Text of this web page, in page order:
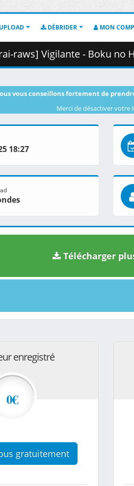
DÉBRIDER MON
- Boku no Hero Academia Illegals -
vous conseillons fortement de
Merci de désactiver votre
18:27
Télécharger
enregistré
0€
gratuitement